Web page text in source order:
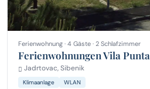
Ferienwohnung · 4 Gäste · 2 Schlafzimmer
Ferienwohnungen Vila Punta
Jadrtovac, Sibenik
Klimaanlage WLAN